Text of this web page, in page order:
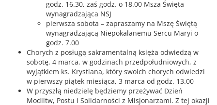
godz. 16.30, zaś godz. o 18.00 Msza Święta
wynagradzająca NSJ
pierwsza sobota – zapraszamy na Mszę Świętą
wynagradzającą Niepokalanemu Sercu Maryi o
godz. 7.00
Chorych z posługą sakramentalną księża odwiedzą w
sobotę, 4 marca, w godzinach przedpołudniowych, z
wyjątkiem ks. Krystiana, który swoich chorych odwiedzi
w pierwszy piątek miesiąca, 3 marca od godz. 13.00
W przyszłą niedzielę będziemy przeżywać Dzień
Modlitw, Postu i Solidarności z Misjonarzami. Z tej okazji